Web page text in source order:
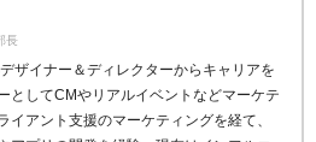
長
デザイナー＆ディレクターからキャリアを
としてCMやリアルイベントなどマーケテ
イアント支援のマーケティングを経て、